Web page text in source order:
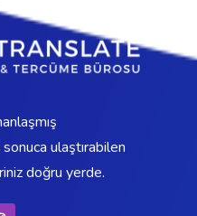
sonuca ulaştırabilen
doğru yerde.